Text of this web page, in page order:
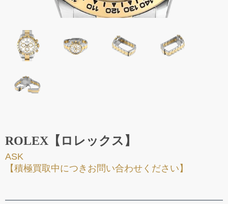
ROLEX【ロレックス】
ASK
【積極買取中につきお問い合わせください】